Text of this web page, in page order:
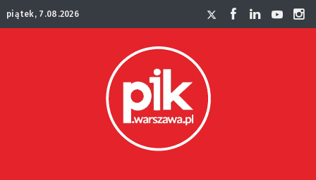
piątek, 7.08.2026